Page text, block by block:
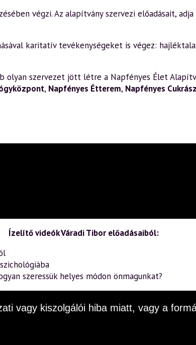
végzi. Az alapítvány szervezi előadásait,
karitatív tevékenységeket is végez:
olyan szervezet jött létre a Napfényes Élet
, Napfényes Étterem, Napfényes
Ízelítő videók Váradi Tibor előadásaiból:
szeressük helyes módon önmagunkat?
vagy kiszolgálói hiba miatt, vagy a